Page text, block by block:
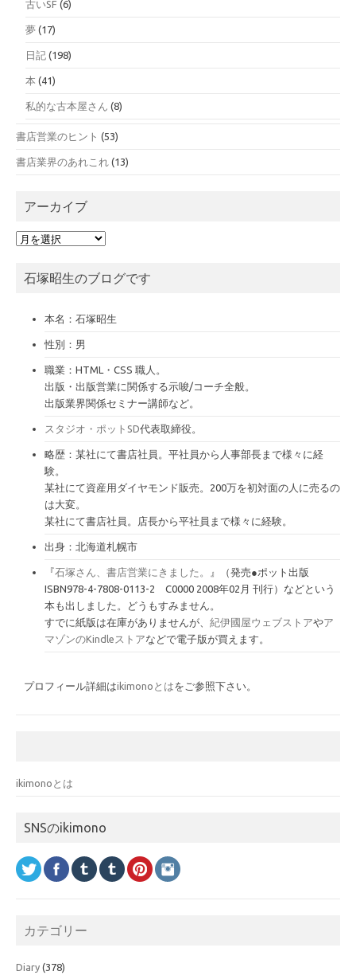
古いSF (6)
夢 (17)
日記 (198)
本 (41)
私的な古本屋さん (8)
書店営業のヒント (53)
書店業界のあれこれ (13)
アーカイブ
ア
イ石塚昭生のブログです
本名：石塚昭生
性別：男
職業：HTML・CSS 職人。
出版・出版営業に関係する示唆/コーチ全般。
出版業界関係セミナー講師など。
スタジオ・ポットSD代表取締役。
略歴：某社にて書店社員。平社員から人事部長まで様々に経
験。
某社にて資産用ダイヤモンド販売。200万を初対面の人に売るの
は大変。
某社にて書店社員。店長から平社員まで様々に経験。
出身：北海道札幌市
『石塚さん、書店営業にきました。
』（発売●ポット出版
ISBN978-4-7808-0113-2 C0000 2008年02月 刊行）などという
本も出しました。どうもすみません。
すでに紙版は在庫がありませんが、 紀伊國屋ウェブストアやア
マゾンのKindleストアなどで電子版が買えます。
プロフィール詳細はikimonoとはをご参照下さい。
ikimonoとは
SNSのikimono
カテゴリー
Diary (378)